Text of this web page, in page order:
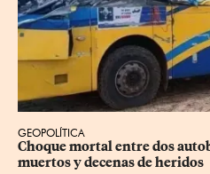
GEOPOLÍTICA
Choque mortal entre dos
muertos y decenas de heridos